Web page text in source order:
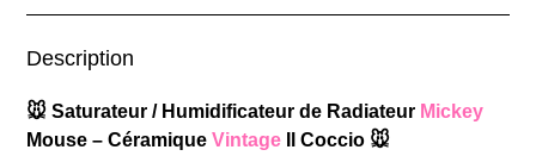
Description
🐭 Saturateur / Humidificateur de Radiateur Mickey
Mouse – CéramiqueVintage Il Coccio 🐭